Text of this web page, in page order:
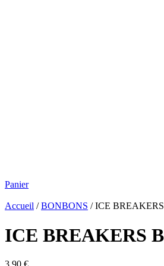
Panier
Accueil /BONBONS / ICE
ICE BREAKERS